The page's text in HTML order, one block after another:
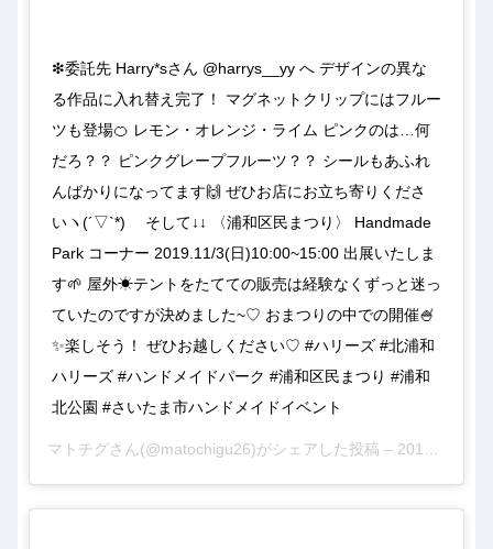
❇委託先 Harry*sさん @harrys__yy へ デザインの異な
る作品に入れ替え完了！ マグネットクリップにはフルー
ツも登場🍊 レモン・オレンジ・ライム ピンクのは…何
だろ？？ ピンクグレープフルーツ？？ シールもあふれ
んばかりになってます🙌 ぜひお店にお立ち寄りくださ
いヽ(´▽`*)ゝ そして↓↓ 〈浦和区民まつり〉 Handmade
Park コーナー 2019.11/3(日)10:00~15:00 出展いたしま
す🌱 屋外☀テントをたてての販売は経験なくずっと迷っ
ていたのですが決めました~♡ おまつりの中での開催🍧
✨楽しそう！ ぜひお越しください♡ #ハリーズ #北浦和
ハリーズ #ハンドメイドパーク #浦和区民まつり #浦和
北公園 #さいたま市ハンドメイドイベント
マトチグさん(@matochigu26)がシェアした投稿 – 2019年 7月月16日午後10時33分PDT